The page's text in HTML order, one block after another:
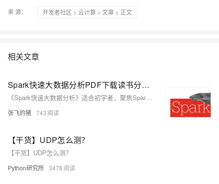
来 源： 开发者社区 > 云计算 > 文章 > 正文
相关文章
Spark快速大数据分析PDF下载读书分享推荐
《Spark快速大数据分析》适合初学者，聚焦Spark实用技巧，同时深入核心概念。作者团队来自Databricks，书中详述Spark 3.0新特性，结合机器学习展示大数据分析。Spark是大数据分析的首选工具，本书助你驾驭这一利器。[PDF下载链接][1]。 ![Spark Book Cover][2] [1]: https://zhangfeidezhu.com/?p=345 [2]: https://i-blog.csdnimg.cn/direct/6b851489ad1944548602766ea9d62136.png#pic_center
张飞的猪 743
【干货】UDP怎么测？
【干货】UDP怎么测？
Python研究所 3478